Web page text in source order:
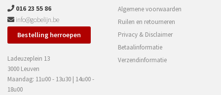
016 23 55 86
info@gobelijn.be
Bestelling herroepen
Ladeuzeplein 13
3000 Leuven
Maandag: 11u00 - 13u30 | 14u00 -
18u00
Algemene voorwaarden
Ruilen en retourneren
Privacy & Disclaimer
Betaalinformatie
Verzendinformatie